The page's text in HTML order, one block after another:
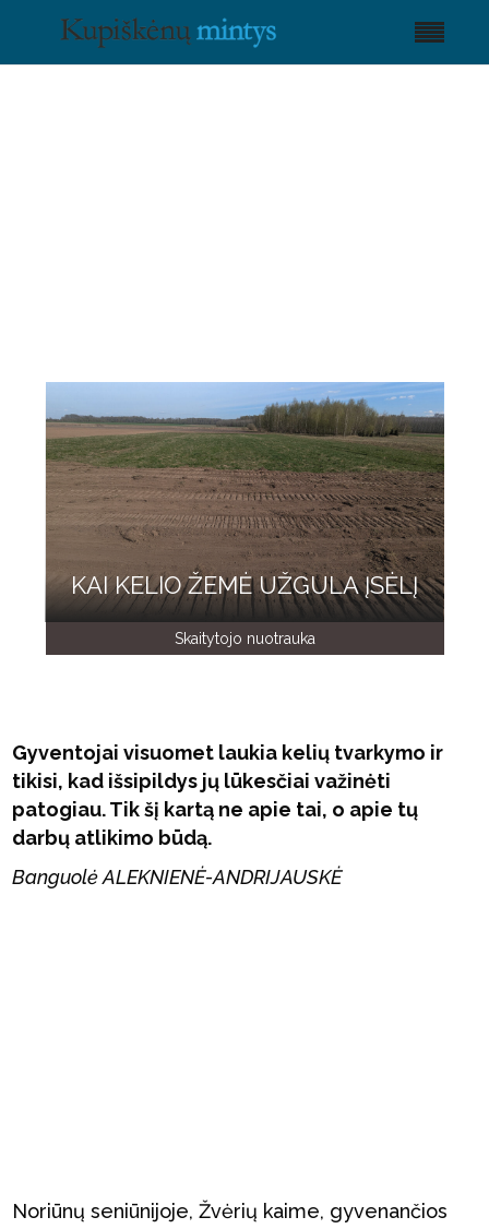
KAI KELIO ŽEMĖ UŽGULA ĮSĖLĮ
Skaitytojo nuotrauka
Gyventojai visuomet laukia kelių tvarkymo ir
tikisi, kad išsipildys jų lūkesčiai važinėti
patogiau. Tik šį kartą ne apie tai, o apie tų
darbų atlikimo būdą.
Banguolė ALEKNIENĖ-ANDRIJAUSKĖ
Noriūnų seniūnijoje, Žvėrių kaime, gyvenančios